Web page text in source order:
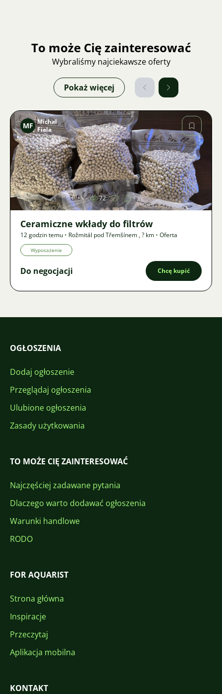
To może Cię zainteresować
Wybraliśmy najciekawsze oferty
Pokaż więcej
Zdjęcie
MF Michal
Fiala
72
Ceramiczne wkłady do filtrów
12 godzin temu • Rožmitál pod Třemšínem ,? km • Oferta
Wyposażenie
Do negocjacji Chcę kupić
OGŁOSZENIA
Dodaj ogłoszenie
Przeglądaj ogłoszenia
Ulubione ogłoszenia
Zasady użytkowania
TO MOŻE CIĘ ZAINTERESOWAĆ
Najczęściej zadawane pytania
Dlaczego warto dodawać ogłoszenia
Warunki handlowe
RODO
FOR AQUARIST
Strona główna
Inspiracje
Przeczytaj
Aplikacja mobilna
KONTAKT